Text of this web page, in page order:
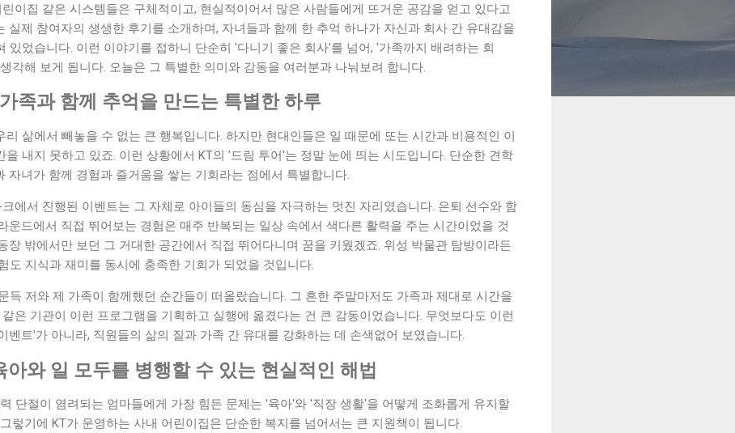
이집 같은 시스템들은 구체적이고, 현실적이어서 많은 사람들에게 뜨거운 공감을 얻고 있다고
실제 참여자의 생생한 후기를 소개하며, 자녀들과 함께 한 추억 하나가 자신과 회사 간 유대감을
있었습니다. 이런 이야기를 접하니 단순히 '다니기 좋은 회사'를 넘어, '가족까지 배려하는 회
각해 보게 됩니다. 오늘은 그 특별한 의미와 감동을 여러분과 나눠보려 합니다.
족과 함께 추억을 만드는 특별한 하루
리 삶에서 빼놓을 수 없는 큰 행복입니다. 하지만 현대인들은 일 때문에 또는 시간과 비용적인 이
을 내지 못하고 있죠. 이런 상황에서 KT의 '드림 투어'는 정말 눈에 띄는 시도입니다. 단순한 견학
자녀가 함께 경험과 즐거움을 쌓는 기회라는 점에서 특별합니다.
에서 진행된 이벤트는 그 자체로 아이들의 동심을 자극하는 멋진 자리였습니다. 은퇴 선수와 함
운드에서 직접 뛰어보는 경험은 매주 반복되는 일상 속에서 색다른 활력을 주는 시간이었을 것
장 밖에서만 보던 그 거대한 공간에서 직접 뛰어다니며 꿈을 키웠겠죠. 위성 박물관 탐방이라든
도 지식과 재미를 동시에 충족한 기회가 되었을 것입니다.
득 저와 제 가족이 함께했던 순간들이 떠올랐습니다. 그 흔한 주말마저도 가족과 제대로 시간을
은 기관이 이런 프로그램을 기획하고 실행에 옮겼다는 건 큰 감동이었습니다. 무엇보다도 이런
벤트'가 아니라, 직원들의 삶의 질과 가족 간 유대를 강화하는 데 손색없어 보였습니다.
아와 일 모두를 병행할 수 있는 현실적인 해법
단절이 염려되는 엄마들에게 가장 힘든 문제는 '육아'와 '직장 생활'을 어떻게 조화롭게 유지할
렇기에 KT가 운영하는 사내 어린이집은 단순한 복지를 넘어서는 큰 지원책이 됩니다.